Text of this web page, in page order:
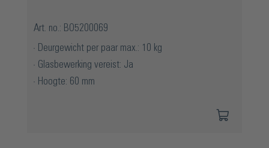
Art. no.: BO5200069
Deurgewicht per paar max.: 10 kg
Glasbewerking vereist: Ja
Hoogte: 60 mm